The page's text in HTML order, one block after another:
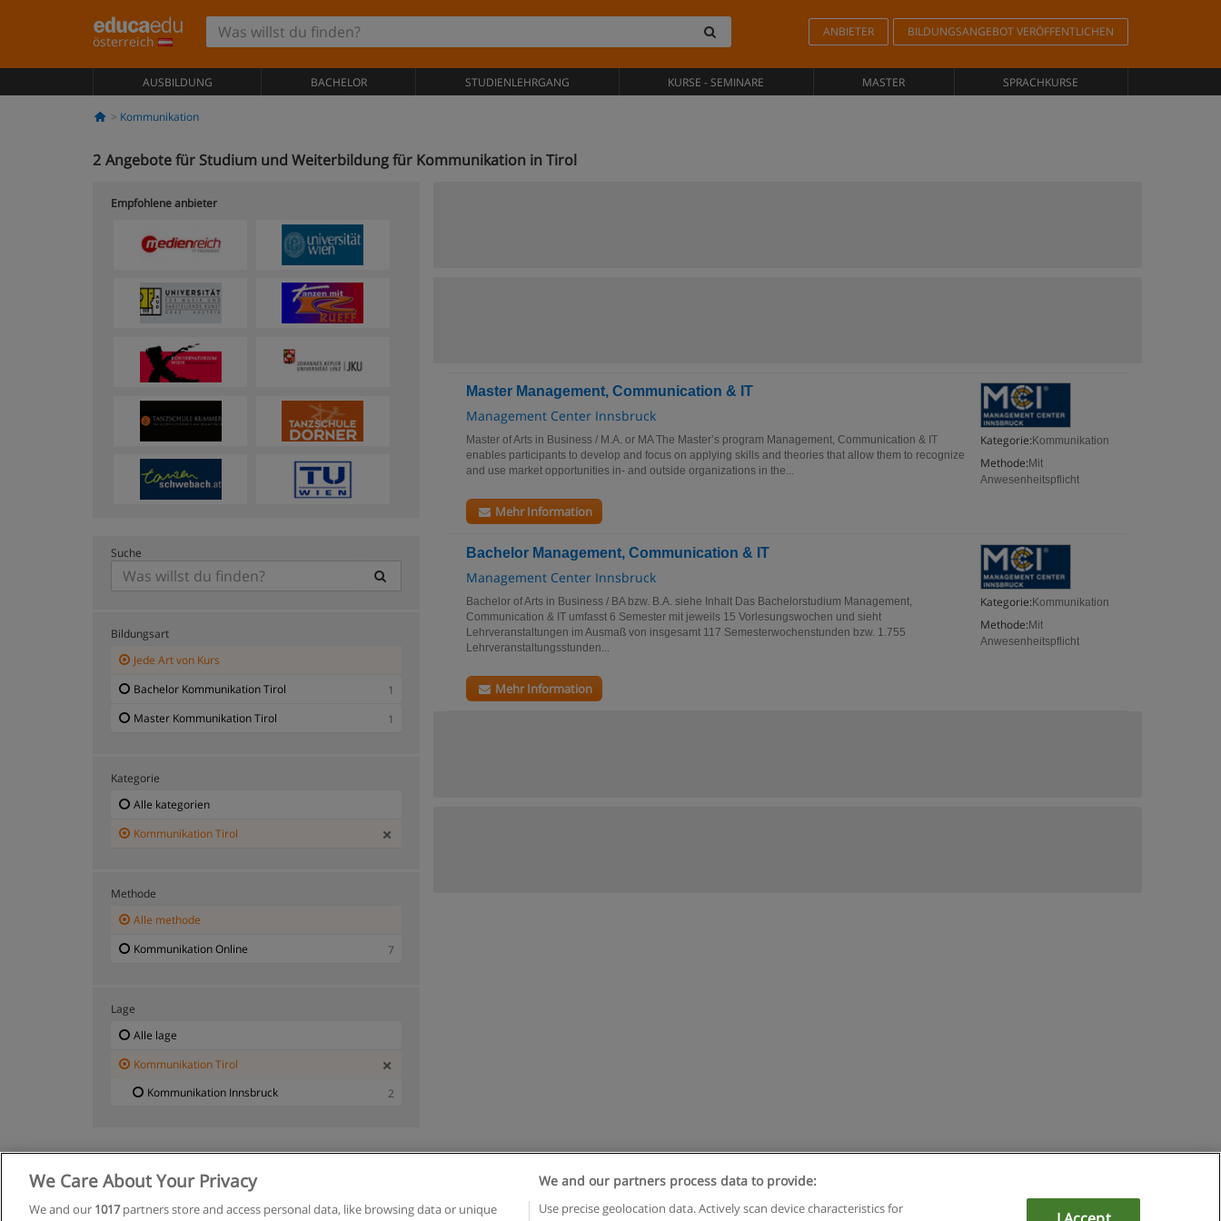
österreich
ANBIETER BILDUNGSANGEBOT VERÖFFENTLICHEN
AUSBILDUNG BACHELOR STUDIENLEHRGANG KURSE - SEMINARE MASTER SPRACHKURSE
Kommunikation
2 Angebote für Studium und Weiterbildung für Kommunikation in Tirol
Master Management, Communication & IT
Management Center Innsbruck
Kategorie: Kommunikation
Methode: Mit
Anwesenheitspflicht
Master of Arts in Business / M.A. or MA The Master’s program Management, Communication & IT
enables participants to develop and focus on applying skills and theories that allow them to recognize
and use market opportunities in- and outside organizations in the...
Mehr Information
Bachelor Management, Communication & IT
Management Center Innsbruck
Kategorie: Kommunikation
Methode: Mit
Anwesenheitspflicht
Bachelor of Arts in Business / BA bzw. B.A. siehe Inhalt Das Bachelorstudium Management,
Communication & IT umfasst 6 Semester mit jeweils 15 Vorlesungswochen und sieht
Lehrveranstaltungen im Ausmaß von insgesamt 117 Semesterwochenstunden bzw. 1.755
Lehrveranstaltungsstunden...
Mehr Information
Empfohlene anbieter
Suche
Bildungsart
Jede Art von Kurs
Bachelor Kommunikation Tirol
1
Master Kommunikation Tirol
1
Kategorie
Alle kategorien
Kommunikation Tirol
Methode
Alle methode
Kommunikation Online
7
Lage
Alle lage
Kommunikation Tirol
Kommunikation Innsbruck
2
We Care About Your Privacy
We and our 1017partners store and access personal data, like browsing data or unique
We and our partners process data to provide:
Use precise geolocation data. Actively scan device characteristics for